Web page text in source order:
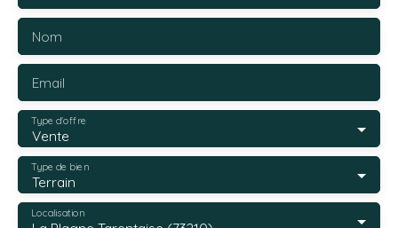
Nom
Email
Vente
Type d'offre
Terrain
Type de bien
Localisation